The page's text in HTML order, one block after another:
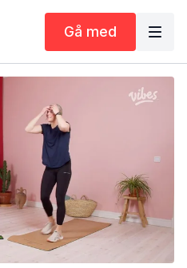
Gå med